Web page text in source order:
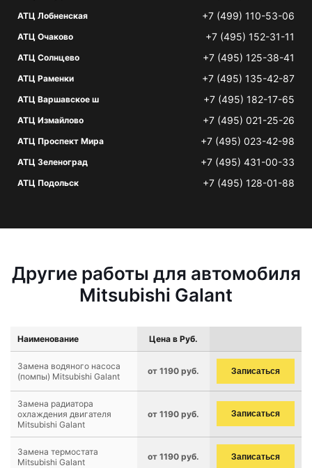
АТЦ Лобненская +7 (499) 110-53-06
АТЦ Очаково +7 (495) 152-31-11
АТЦ Солнцево +7 (495) 125-38-41
АТЦ Раменки +7 (495) 135-42-87
АТЦ Варшавское ш +7 (495) 182-17-65
АТЦ Измайлово +7 (495) 021-25-26
АТЦ Проспект Мира +7 (495) 023-42-98
АТЦ Зеленоград +7 (495) 431-00-33
АТЦ Подольск +7 (495) 128-01-88
Другие работы для автомобиля
Mitsubishi Galant
Наименование Цена в Руб.
Замена водяного насоса
(помпы) Mitsubishi Galant
от 1190 руб. Записаться
Замена радиатора
охлаждения двигателя
Mitsubishi Galant
от 1190 руб. Записаться
Замена термостата
Mitsubishi Galant
от 1190 руб. Записаться